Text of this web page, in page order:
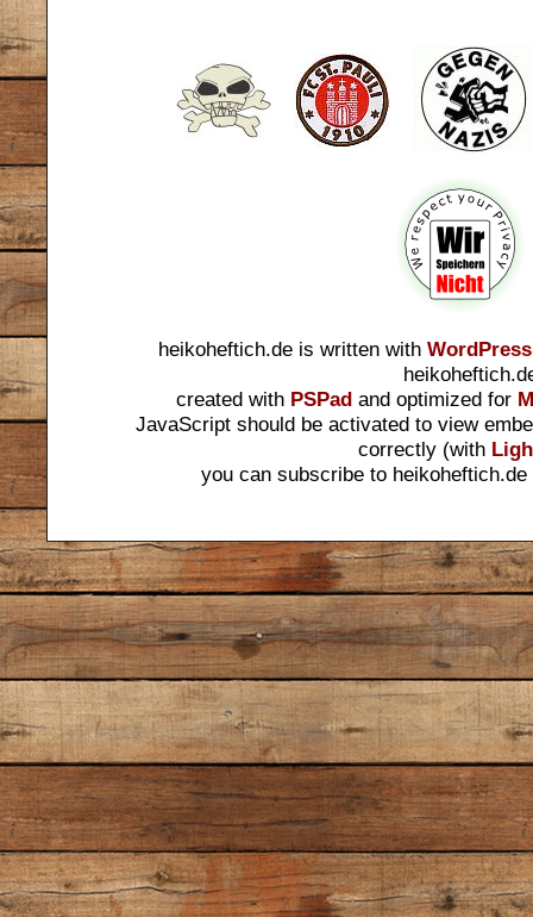
heikoheftich.de is written with WordPress
created with PSPadand optimized for
JavaScript should be activated to view
correctly (with
you can subscribe to